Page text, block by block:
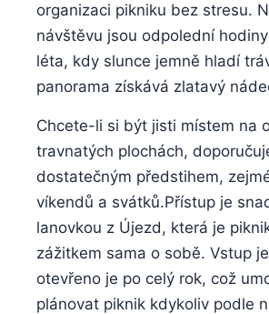
organizaci pikniku bez stresu.
návštěvu‍ jsou odpolední‍
⁤léta,⁢ kdy slunce⁢ jemně⁢ hladí⁣
panorama získává zlatavý
Chcete-li si být jisti ⁣místem na
travnatých ⁤plochách,
dostatečným předstihem,
‌víkendů a svátků.Přístup je
lanovkou⁣ z Újezd, která je
zážitkem ‍sama‍ o sobě. Vstup⁤
otevřeno⁣ je​ po ⁤celý rok, což
plánovat piknik kdykoliv ⁤podle